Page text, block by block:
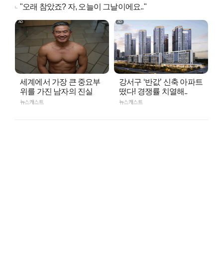
"오래 참았죠? 자, 오늘이 그날이에요.."
세계에서 가장 큰 중요부
위를 가진 남자의 진실
뉴스캐스트
강서구 ‘반값’ 신축 아파트
떴다! 경쟁률 치열해..
뉴스캐스트